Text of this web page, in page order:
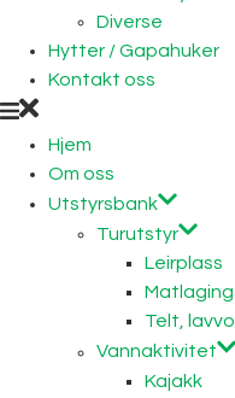
Diverse
Hytter / Gapahuker
Kontakt oss
Hjem
Om oss
Utstyrsbank
Turutstyr
Leirplass
Matlaging
Telt, lavvo
Vannaktivitet
Kajakk